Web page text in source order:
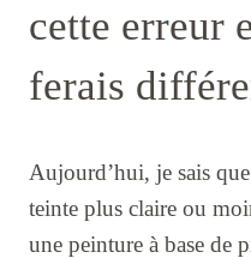
cette erreur
ferais
Aujourd’hui, je sais
teinte plus claire ou
une peinture à base de